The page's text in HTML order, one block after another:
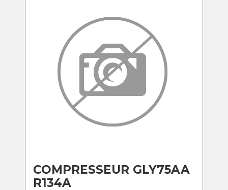
COMPRESSEUR GLY75AA
R134A